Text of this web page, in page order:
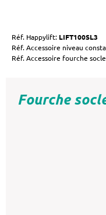
Réf. Happylift: LIFT100SL3
Réf. Accessoire niveau
Réf. Accessoire fourche
Fourche